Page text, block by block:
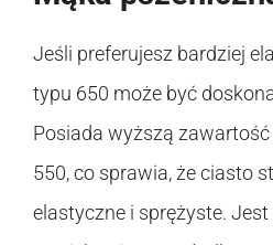
Jeśli preferujesz bardziej
typu 650 może być
Posiada wyższą
550, co sprawia, że ciasto
elastyczne i sprężyste.